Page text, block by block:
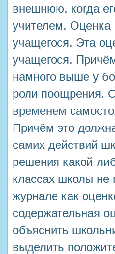
внешнюю, когда
учителем. Оценка
учащегося. Эта
учащегося.
намного выше у
роли поощрения.
временем
Причём это
самих действий
решения какой-
классах школы не
журнале как
содержательная
объяснить
выделить